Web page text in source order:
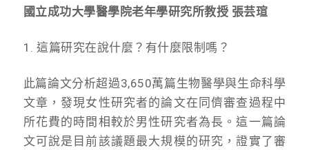
國立成功大學醫學院老年學研究所教授 張芸瑄
1. 這篇研究在說什麼？有什麼限制嗎？
此篇論文分析超過3,650萬篇生物醫學與生命科學
文章，發現女性研究者的論文在同儕審查過程中
所花費的時間相較於男性研究者為長。這一篇論
文可說是目前該議題最大規模的研究，證實了審